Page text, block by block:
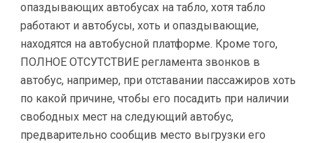
опаздывающих автобусах на табло, хотя табло
работают и автобусы, хоть и опаздывающие,
находятся на автобусной платформе. Кроме того,
ПОЛНОЕ ОТСУТСТВИЕ регламента звонков в
автобус, например, при отставании пассажиров хоть
по какой причине, чтобы его посадить при наличии
свободных мест на следующий автобус,
предварительно сообщив место выгрузки его